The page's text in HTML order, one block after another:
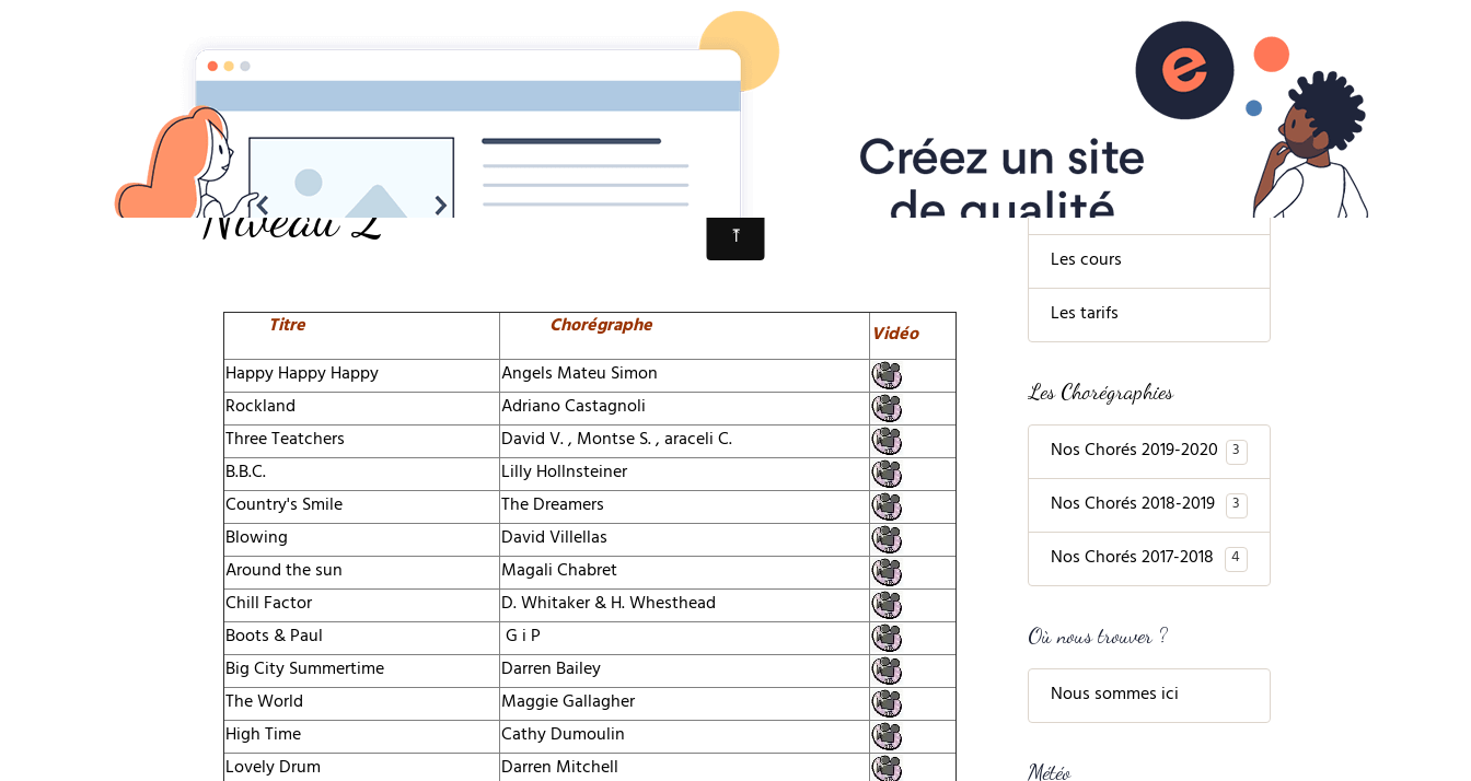
Albums Photos
Un peu de Lecture
Livre d'or
Accueil Nos Chorés 2017-2018 Niveau 2
Niveau 2
Titre Chorégraphe
Vidéo
Happy Happy Happy
Angels Mateu Simon
Rockland
Adriano Castagnoli
Three Teatchers
David V. , Montse S. , araceli C.
B.B.C.
Lilly Hollnsteiner
Country's Smile
The Dreamers
Blowing
David Villellas
Around the sun
Magali Chabret
Chill Factor
D. Whitaker & H. Whesthead
Boots & Paul
G i P
Big City Summertime
Darren Bailey
The World
Maggie Gallagher
High Time
Cathy Dumoulin
Lovely Drum
Darren Mitchell
Menu
Présentation du club
Les cours
Les tarifs
Les Chorégraphies
Nos Chorés 2019-2020 3
Nos Chorés 2018-2019 3
Nos Chorés 2017-2018 4
Où nous trouver ?
Nous sommes ici
Météo